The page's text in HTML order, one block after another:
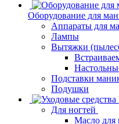
Оборудование для
Аппараты для
Лампы
Вытяжки
Подставки
Подушки
Для ногтей
Масло для